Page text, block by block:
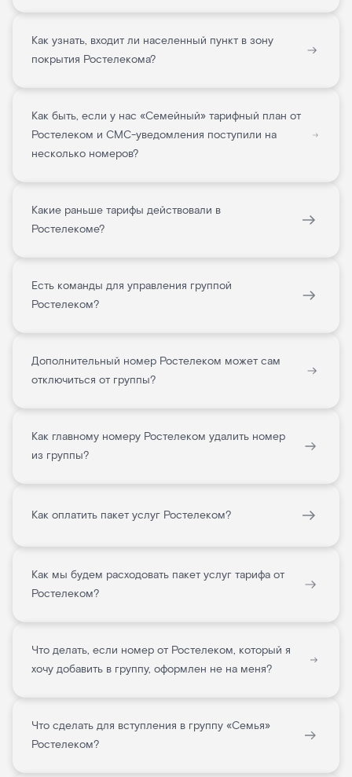
Как узнать, входит ли населенный пункт в зону
покрытия Ростелекома?
Как быть, если у нас «Семейный» тарифный план от
Ростелеком и СМС-уведомления поступили на
несколько номеров?
Какие раньше тарифы действовали в
Ростелекоме?
Есть команды для управления группой
Ростелеком?
Дополнительный номер Ростелеком может сам
отключиться от группы?
Как главному номеру Ростелеком удалить номер
из группы?
Как оплатить пакет услуг Ростелеком?
Как мы будем расходовать пакет услуг тарифа от
Ростелеком?
Что делать, если номер от Ростелеком, который я
хочу добавить в группу, оформлен не на меня?
Что сделать для вступления в группу «Семья»
Ростелеком?